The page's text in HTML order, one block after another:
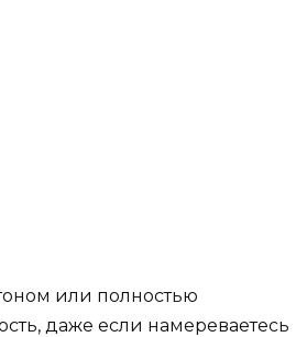
или полностью
даже если намереваетесь